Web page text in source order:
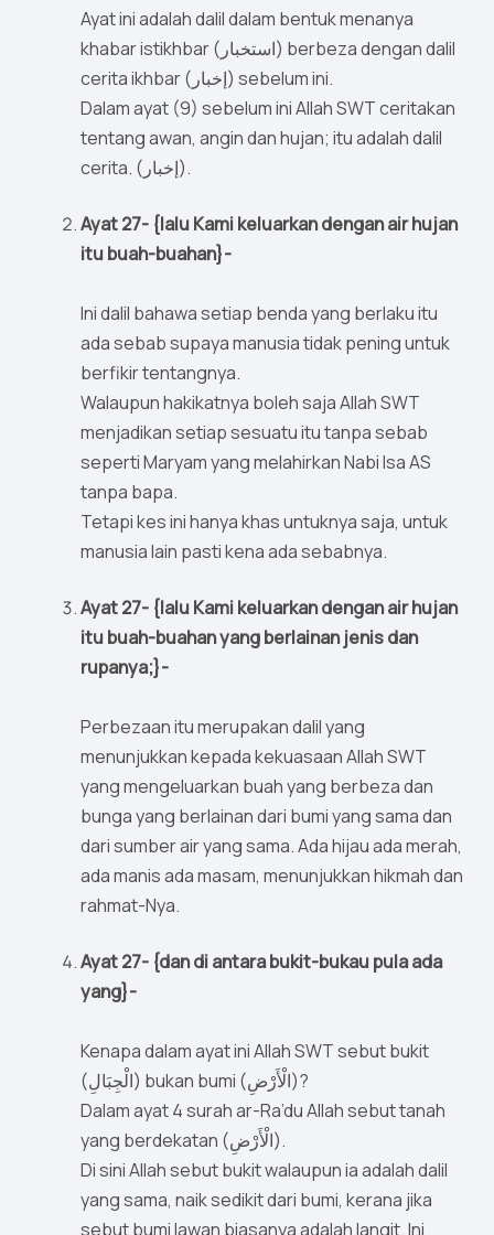
Ayat ini adalah dalil dalam bentuk menanya
khabar istikhbar (استخبار) berbeza dengan dalil
cerita ikhbar (إخبار) sebelum ini.
Dalam ayat (9) sebelum ini Allah SWT ceritakan
tentang awan, angin dan hujan; itu adalah dalil
cerita. (إخبار).
Ayat 27- {lalu Kami keluarkan dengan air hujan
itu buah-buahan}-
Ini dalil bahawa setiap benda yang berlaku itu
ada sebab supaya manusia tidak pening untuk
berfikir tentangnya.
Walaupun hakikatnya boleh saja Allah SWT
menjadikan setiap sesuatu itu tanpa sebab
seperti Maryam yang melahirkan Nabi Isa AS
tanpa bapa.
Tetapi kes ini hanya khas untuknya saja, untuk
manusia lain pasti kena ada sebabnya.
Ayat 27- {lalu Kami keluarkan dengan air hujan
itu buah-buahan yang berlainan jenis dan
rupanya;}-
Perbezaan itu merupakan dalil yang
menunjukkan kepada kekuasaan Allah SWT
yang mengeluarkan buah yang berbeza dan
bunga yang berlainan dari bumi yang sama dan
dari sumber air yang sama. Ada hijau ada merah,
ada manis ada masam, menunjukkan hikmah dan
rahmat-Nya.
Ayat 27- {dan di antara bukit-bukau pula ada
yang}-
Kenapa dalam ayat ini Allah SWT sebut bukit
(الْجِبَالِ) bukan bumi (الْأَرْضِ)?
Dalam ayat 4 surah ar-Ra’du Allah sebut tanah
yang berdekatan (الْأَرْضِ).
Di sini Allah sebut bukit walaupun ia adalah dalil
yang sama, naik sedikit dari bumi, kerana jika
sebut bumi lawan biasanya adalah langit. Ini